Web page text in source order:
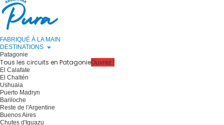
FABRIQUÉ À LA MAIN
DESTINATIONS
Patagonie
Tous les circuits en PatagonieOuvrez !
El Calafate
El Chaltén
Ushuaia
Puerto Madryn
Bariloche
Reste de l'Argentine
Buenos Aires
Chutes d'Iguazu